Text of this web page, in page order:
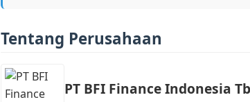
Tentang Perusahaan
PT BFI Finance Indonesia